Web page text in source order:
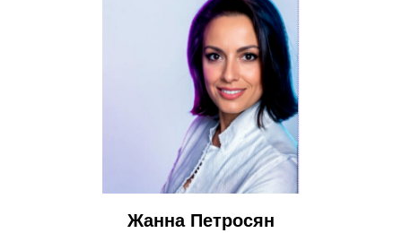
Жанна Петросян